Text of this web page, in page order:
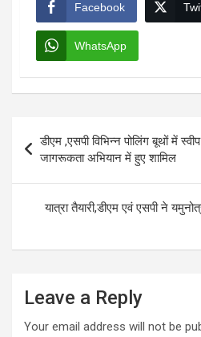
Facebook
WhatsApp
Post
navigation
डीएम ,एसपी विभिन्न पोलिंग बूथों में स्वीप
जागरूकता अभियान में हुए शामिल
यात्रा तैयारी,डीएम एवं एसपी ने
Leave a Reply
Your email address will not be